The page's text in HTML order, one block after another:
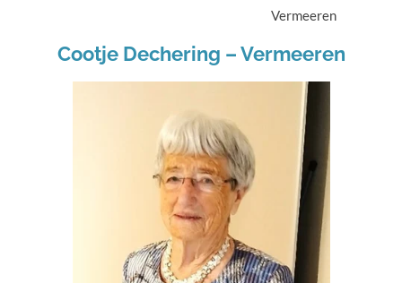
Vermeeren
Cootje Dechering – Vermeeren